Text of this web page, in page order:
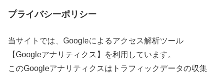
プライバシーポリシー
当サイトでは、Googleによるアクセス解析ツール
【Googleアナリティクス】を利用しています。
このGoogleアナリティクスはトラフィックデータの収集